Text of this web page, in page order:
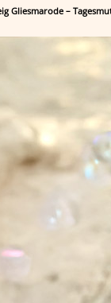
Gliesmarode –